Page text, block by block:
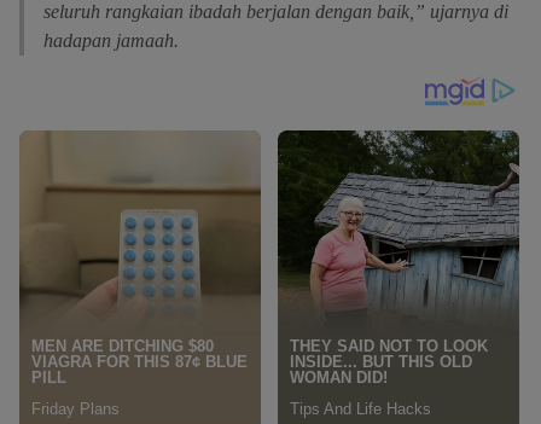
seluruh rangkaian ibadah berjalan dengan baik,” ujarnya di
hadapan jamaah.